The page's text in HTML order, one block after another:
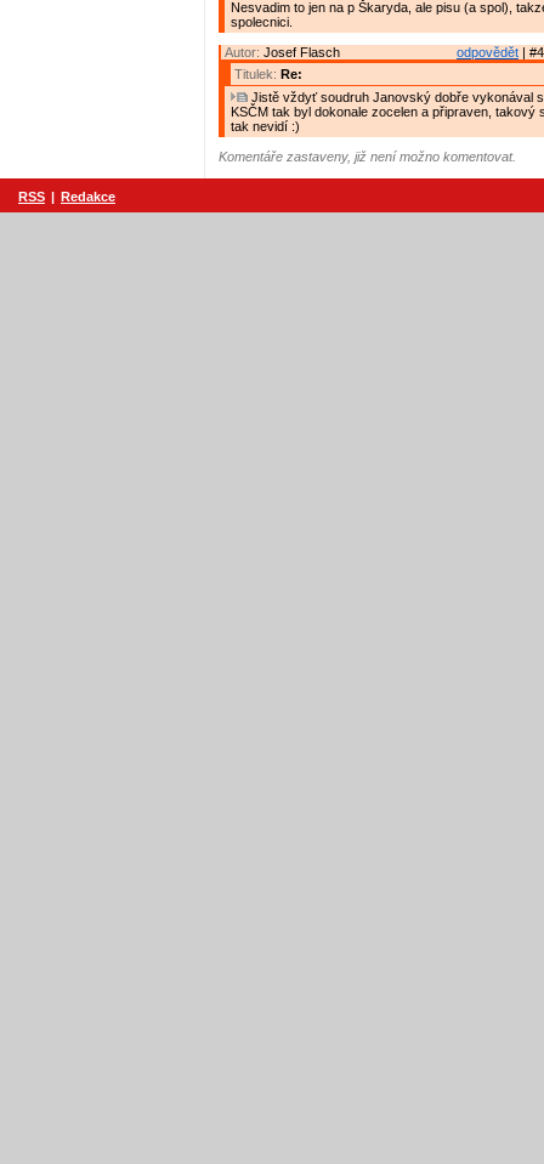
Nesvadim to jen na p Škaryda, ale pisu (a spol),
spolecnici.
odpovědět |
Autor: Josef Flasch
Titulek: Re:
Jistě vždyť soudruh Janovský dobře vykonával
KSČM tak byl dokonale zocelen a připraven, takový
tak nevidí :)
Komentáře zastaveny, již není možno komentovat.
RSS | Redakce